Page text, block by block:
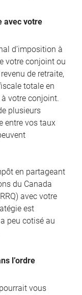
avec votre
d’imposition à
votre conjoint ou
de retraite,
totale en
à votre conjoint.
plusieurs
entre vos taux
en partageant
du Canada
avec votre
est
peu cotisé au
l’ordre
vous